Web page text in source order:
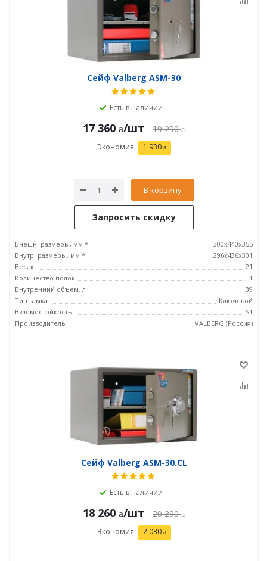
Сейф Valberg ASM-30
Есть в наличии
17 360 /шт 19 290
Экономия 1 930
В корзину
Запросить скидку
Внешн. размеры, мм *
300x440x355
Внутр. размеры, мм *
296х436х301
Вес, кг
21
Количество полок
1
Внутренний объем, л
39
Тип замка
Ключевой
Взломостойкость
S1
Производитель
VALBERG (Россия)
Сейф Valberg ASM-30.CL
Есть в наличии
18 260 /шт 20 290
Экономия 2 030